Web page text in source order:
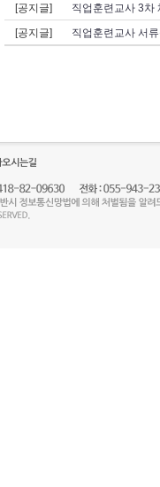
[공지글]
직업훈련교사 3
[공지글]
직업훈련교사 서